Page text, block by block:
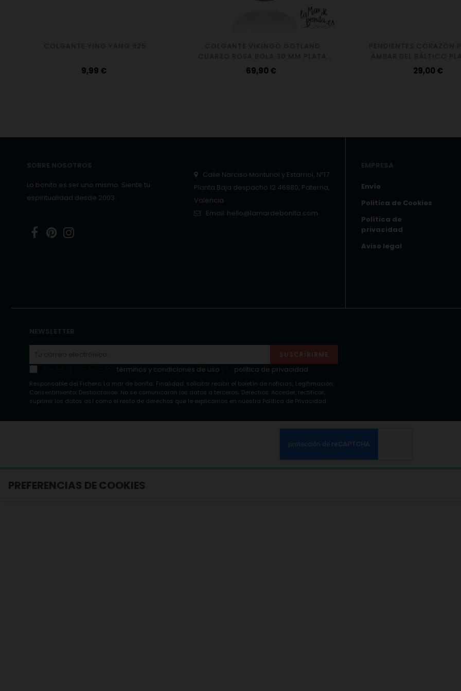
Precio
9,99 €
925
Precio
69,90 € Precio
29,00 €
SOBRE NOSOTROS
Lo bonito es ser uno mismo. Siente tu
espiritualidad desde 2003.
FacebookPinterest
Calle Narciso Monturiol y Estarriol, Nº17
Planta Baja despacho 12 46980, Paterna,
Valencia
Email: hello@lamardebonita.com
EMPRESA
Envío
Politica de Cookies
Política de
privacidad
Aviso legal
NEWSLETTER
SUSCRIBIRME
términos y condiciones de uso política de privacidad
Responsable del Fichero: La mar de bonita; Finalidad: solicitar recibir el boletín de noticias; Legitimación:
Consentimiento; Destinatarios: No se comunicarán los datos a terceros; Derechos: Acceder, rectificar,
suprimir los datos así como el resto de derechos que le explicamos en nuestra Política de Privacidad.
PREFERENCIAS DE COOKIES